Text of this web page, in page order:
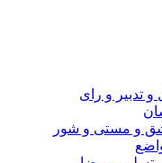
تدبیر و رای
و مستی و شور